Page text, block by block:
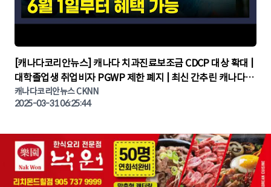
▶
[캐나다코리안뉴스] 캐나다 치과진료보조금 CDCP 대상 확대 |
대학졸업생 취업비자 PGWP 제한 폐지 | 최신 간추린 캐나다뉴
스 | CKNNEWS | 캐나다뉴스 | 토론토뉴스
캐나다코리안뉴스 CKNN
2025-03-31 06:25:44